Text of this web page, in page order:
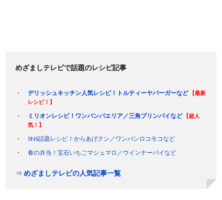
めざましテレビで話題のレシピ記事
デリッシュキッチン人気レシピ！トルティーヤバーガーなど
【最新
レシピ！】
ミリオンレシピ！ワンパンパエリア／三角プリンパイなど
【超人
気！】
SNS話題レシピ！からあげクン／ワンパンロコモコなど
春の弁当！宝石いちごマシュマロ／ウインナーパイなど
⇒めざましテレビの人気記事一覧